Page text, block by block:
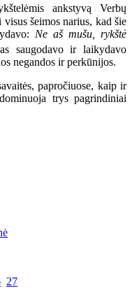
ankstyvą Verbų
šeimos narius, kad šie
Ne aš mušu, rykštė
saugodavo ir laikydavo
negandos ir perkūnijos.
papročiuose, kaip ir
trys pagrindiniai
27